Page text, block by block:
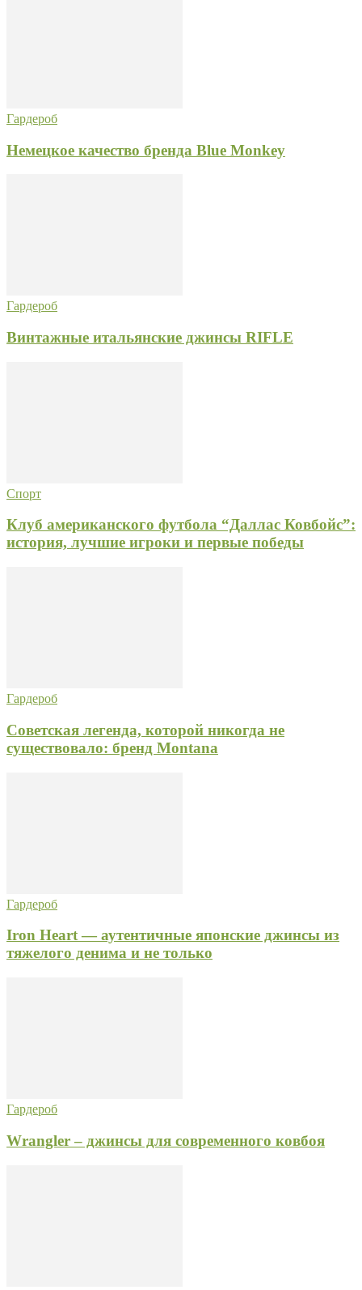
Гардероб
Немецкое качество бренда Blue Monkey
Гардероб
Винтажные итальянские джинсы RIFLE
Спорт
Клуб американского футбола “Даллас Ковбойс”:
история, лучшие игроки и первые победы
Гардероб
Советская легенда, которой никогда не
существовало: бренд Montana
Гардероб
Iron Heart — аутентичные японские джинсы из
тяжелого денима и не только
Гардероб
Wrangler – джинсы для современного ковбоя